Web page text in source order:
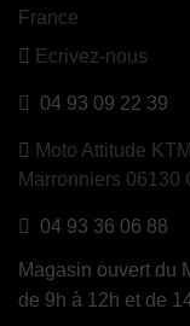
France
Ecrivez-nous
04 93 09 22 39
Moto Attitude
Marronniers 06130
04 93 36 06 88
Magasin ouvert du
de 9h à 12h et de